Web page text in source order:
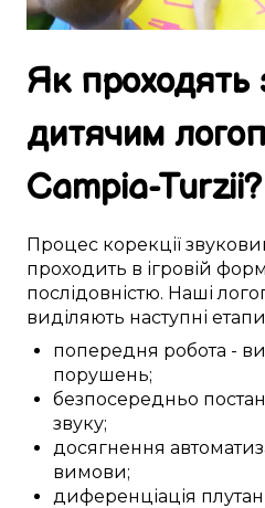
Як проходять
дитячим
Campia-Turzii?
Процес корекції
проходить в ігровій
послідовністю. Наші
виділяють наступні
попередня робота -
порушень;
безпосередньо
звуку;
досягнення
вимови;
диференціація